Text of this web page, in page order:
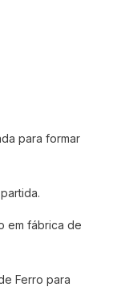
para formar
em fábrica de
Ferro para